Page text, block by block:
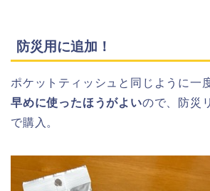
防災用に追加！
ポケットティッシュと同じように一
早めに使ったほうがよいので、防災
で購入。